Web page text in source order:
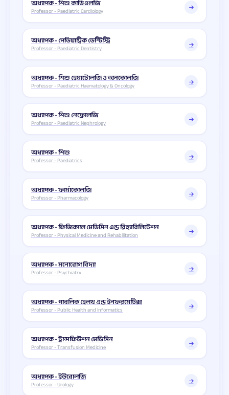
অধ্যাপক - শিশু কার্ডিওলজি
Professor - Paediatric Cardiology
অধ্যাপক - পেডিয়াট্রিক ডেন্টিস্ট্রি
Professor - Paediatric Dentistry
অধ্যাপক - শিশু হেমাটোলজি ও অনকোলজি
Professor - Paediatric Haematology & Oncology
অধ্যাপক - শিশু নেফ্রোলজি
Professor - Paediatric Nephrology
অধ্যাপক - শিশু
Professor - Paediatrics
অধ্যাপক - ফার্মাকোলজি
Professor - Pharmacology
অধ্যাপক - ফিজিক্যাল মেডিসিন এন্ড রিহ্যাবিলিটেশন
Professor - Physical Medicine and Rehabilitation
অধ্যাপক - মনোরোগ বিদ্যা
Professor - Psychiatry
অধ্যাপক - পাবলিক হেলথ এন্ড ইনফরমেটিক্স
Professor - Public Health and Informatics
অধ্যাপক - ট্রান্সফিউশন মেডিসিন
Professor - Transfusion Medicine
অধ্যাপক - ইউরোলজি
Professor - Urology